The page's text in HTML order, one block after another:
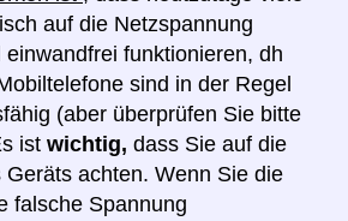
auf die Netzspannung
funktionieren, dh
sind in der Regel
(aber überprüfen Sie bitte
ist wichtig, dass Sie auf die
Geräts achten. Wenn Sie die
falsche Spannung